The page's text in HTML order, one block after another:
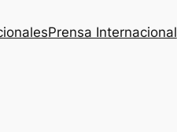
Prensa Internacional